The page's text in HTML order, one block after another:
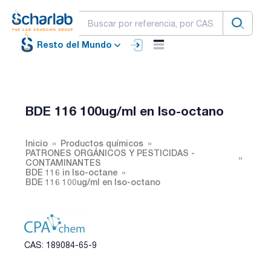
Resto del Mundo
BDE 116 100ug/ml en Iso-octano
Inicio
Productos químicos
PATRONES ORGÁNICOS Y PESTICIDAS -
CONTAMINANTES
BDE 116 in Iso-octane
BDE 116 100ug/ml en Iso-octano
CAS: 189084-65-9